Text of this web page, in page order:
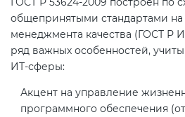
общепринятыми стандартами
менеджмента качества (ГОСТ Р
ряд важных особенностей,
ИТ-сферы:
Акцент на управление
программного обеспечения
маркетплейсов
Сертификация детских
Сертификация спортивных
товаров
Декларация соответствия ТР
004/2011
Декларация ТР ТС